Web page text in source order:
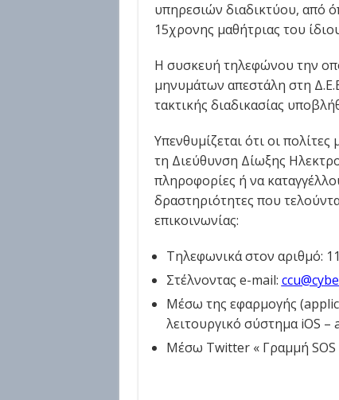
υπηρεσιών διαδικτύου, από
15χρονης μαθήτριας του
H συσκευή τηλεφώνου την
μηνυμάτων απεστάλη στη
τακτικής διαδικασίας
Υπενθυμίζεται ότι οι
τη Διεύθυνση Δίωξης
πληροφορίες ή να
δραστηριότητες που
επικοινωνίας:
Τηλεφωνικά στον αριθμό:
Στέλνοντας e-mail:
Μέσω της εφαρμογής
λειτουργικό σύστημα iOS –
Μέσω Twitter « Γραμμή SOS